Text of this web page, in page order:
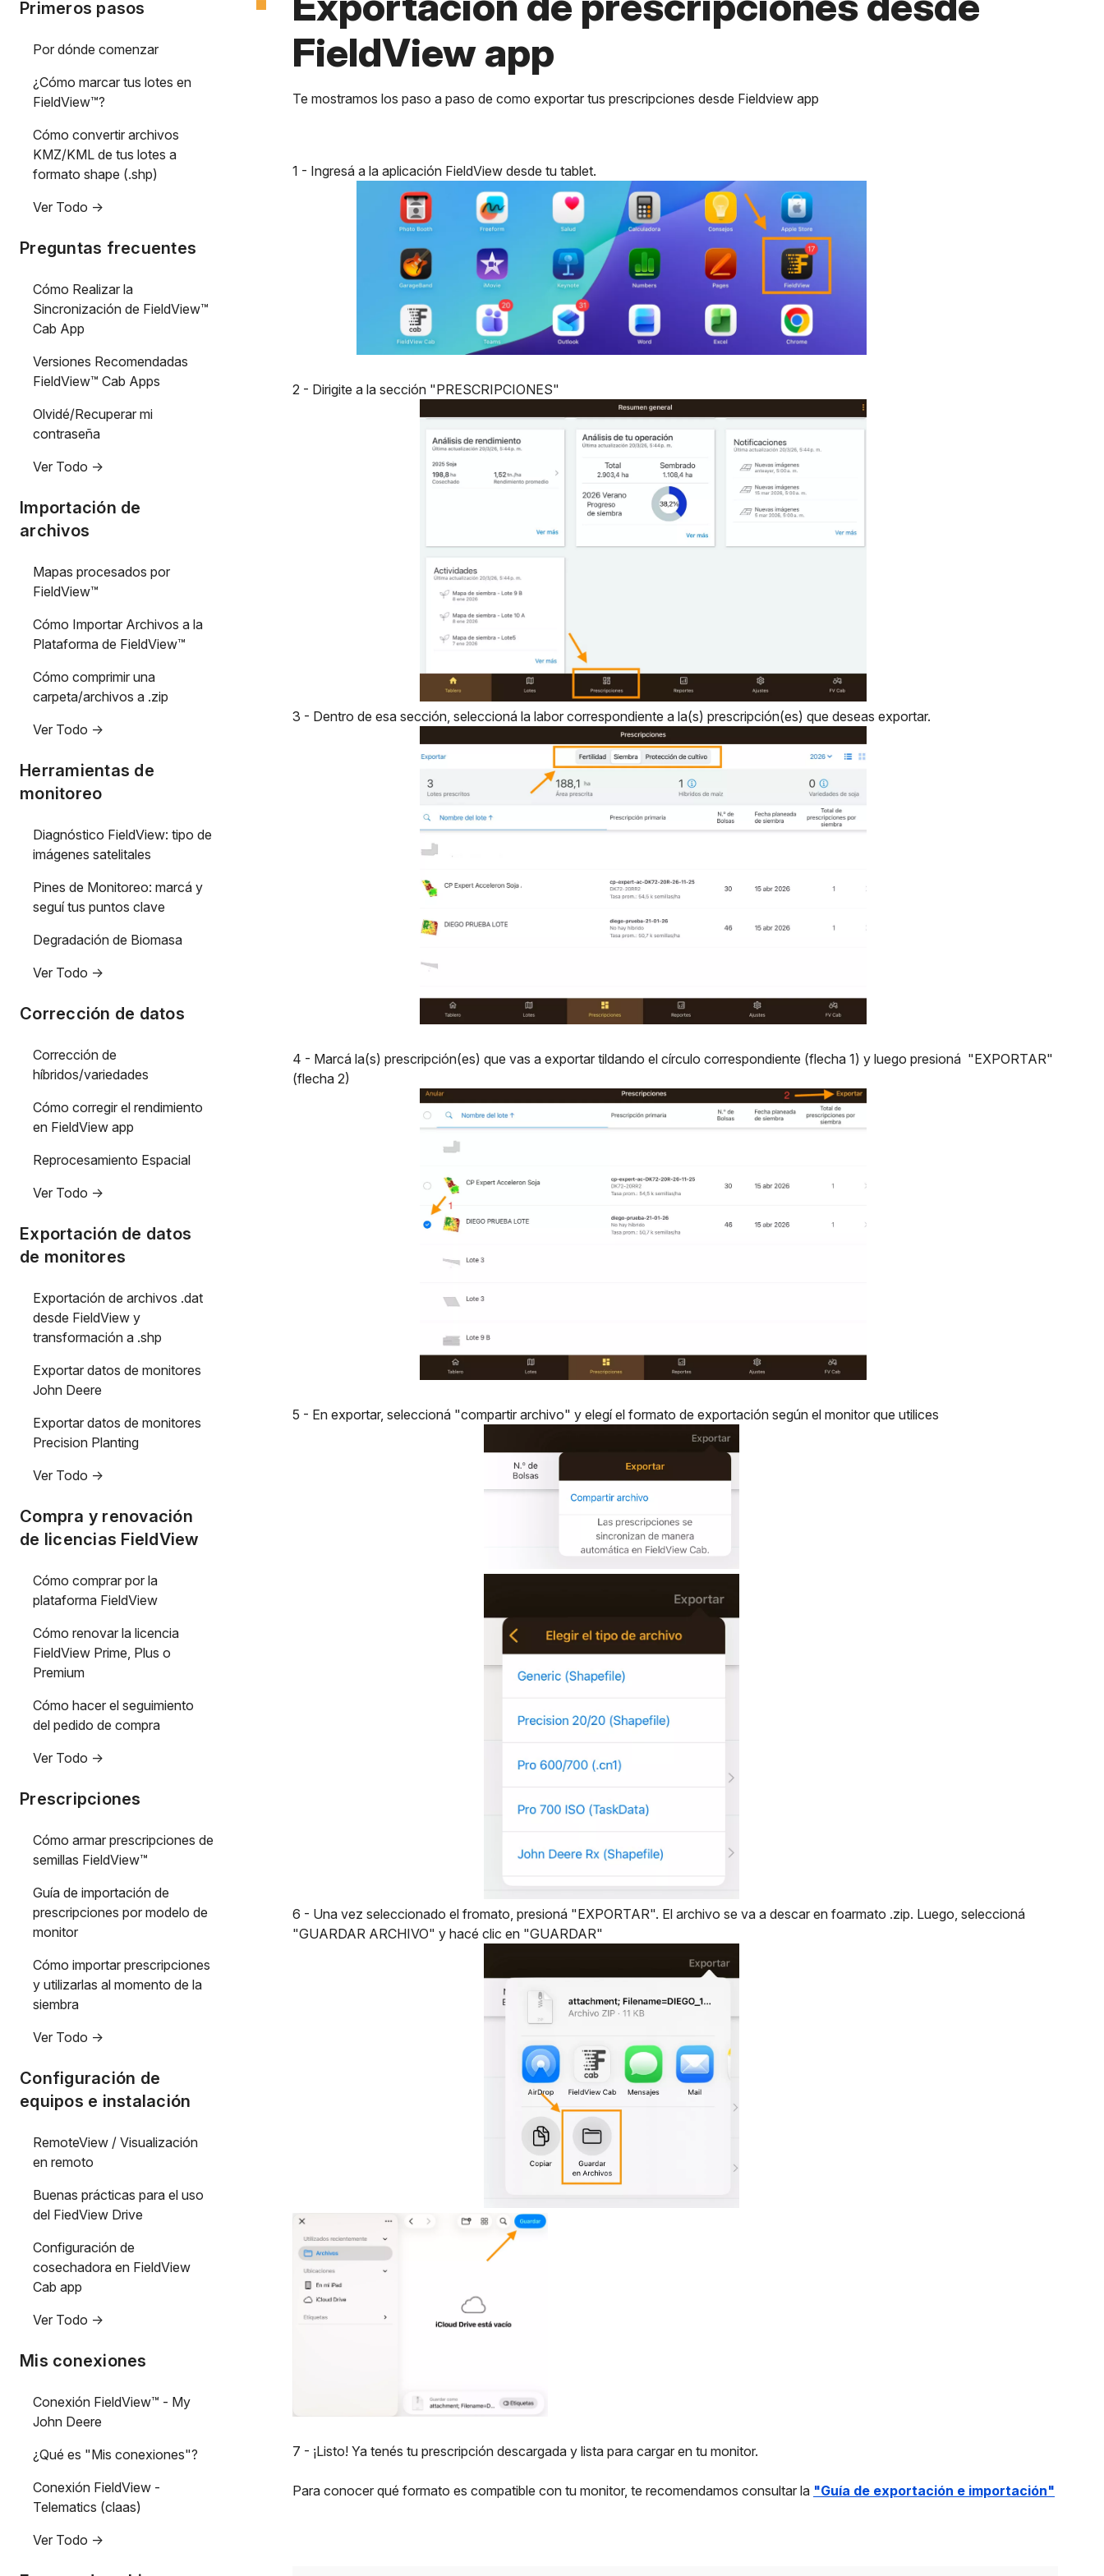
Primeros pasos
Por dónde comenzar
¿Cómo marcar tus lotes en
FieldView™?
Cómo convertir archivos
KMZ/KML de tus lotes a
formato shape (.shp)
Ver Todo ->
Preguntas frecuentes
Cómo Realizar la
Sincronización de FieldView™
Cab App
Versiones Recomendadas
FieldView™ Cab Apps
Olvidé/Recuperar mi
contraseña
Ver Todo ->
Importación de
archivos
Mapas procesados por
FieldView™
Cómo Importar Archivos a la
Plataforma de FieldView™
Cómo comprimir una
carpeta/archivos a .zip
Ver Todo ->
Herramientas de
monitoreo
Diagnóstico FieldView: tipo de
imágenes satelitales
Pines de Monitoreo: marcá y
seguí tus puntos clave
Degradación de Biomasa
Ver Todo ->
Corrección de datos
Corrección de
híbridos/variedades
Cómo corregir el rendimiento
en FieldView app
Reprocesamiento Espacial
Ver Todo ->
Exportación de datos
de monitores
Exportación de archivos .dat
desde FieldView y
transformación a .shp
Exportar datos de monitores
John Deere
Exportar datos de monitores
Precision Planting
Ver Todo ->
Compra y renovación
de licencias FieldView
Cómo comprar por la
plataforma FieldView
Cómo renovar la licencia
FieldView Prime, Plus o
Premium
Cómo hacer el seguimiento
del pedido de compra
Ver Todo ->
Prescripciones
Cómo armar prescripciones de
semillas FieldView™
Guía de importación de
prescripciones por modelo de
monitor
Cómo importar prescripciones
y utilizarlas al momento de la
siembra
Ver Todo ->
Configuración de
equipos e instalación
RemoteView / Visualización
en remoto
Buenas prácticas para el uso
del FiedView Drive
Configuración de
cosechadora en FieldView
Cab app
Ver Todo ->
Mis conexiones
Conexión FieldView™ - My
John Deere
¿Qué es "Mis conexiones"?
Conexión FieldView -
Telematics (claas)
Ver Todo ->
FieldView app
Te mostramos los paso a paso de como exportar tus prescripciones desde Fieldview app
1 - Ingresá a la aplicación FieldView desde tu tablet.
2 - Dirigite a la sección "PRESCRIPCIONES"
3 - Dentro de esa sección, seleccioná la labor correspondiente a la(s) prescripción(es) que deseas exportar.
4 - Marcá la(s) prescripción(es) que vas a exportar tildando el círculo correspondiente (flecha 1) y luego presioná "EXPORTAR"
(flecha 2)
5 - En exportar, seleccioná "compartir archivo" y elegí el formato de exportación según el monitor que utilices
6 - Una vez seleccionado el fromato, presioná "EXPORTAR". El archivo se va a descar en foarmato .zip. Luego, seleccioná
"GUARDAR ARCHIVO" y hacé clic en "GUARDAR"
7 - ¡Listo! Ya tenés tu prescripción descargada y lista para cargar en tu monitor.
Para conocer qué formato es compatible con tu monitor, te recomendamos consultar la "Guía de exportación e importación"